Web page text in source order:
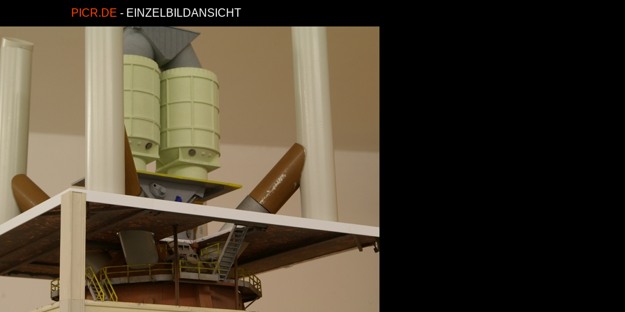
PICR.DE - EINZELBILDANSICHT